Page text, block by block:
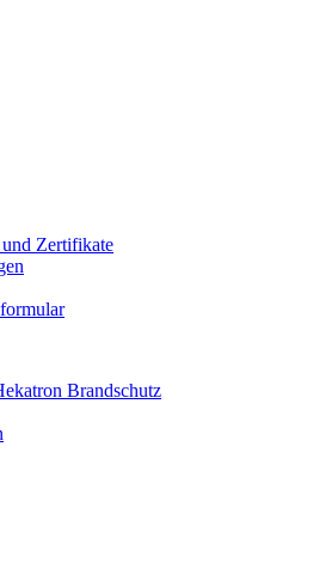
Zertifikate
Brandschutz